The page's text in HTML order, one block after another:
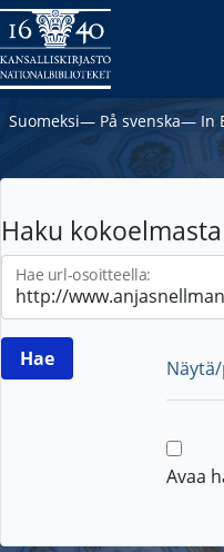
Suomeksi― På svenska― In
Haku kokoelmasta
Hae url-osoitteella:
Avaa